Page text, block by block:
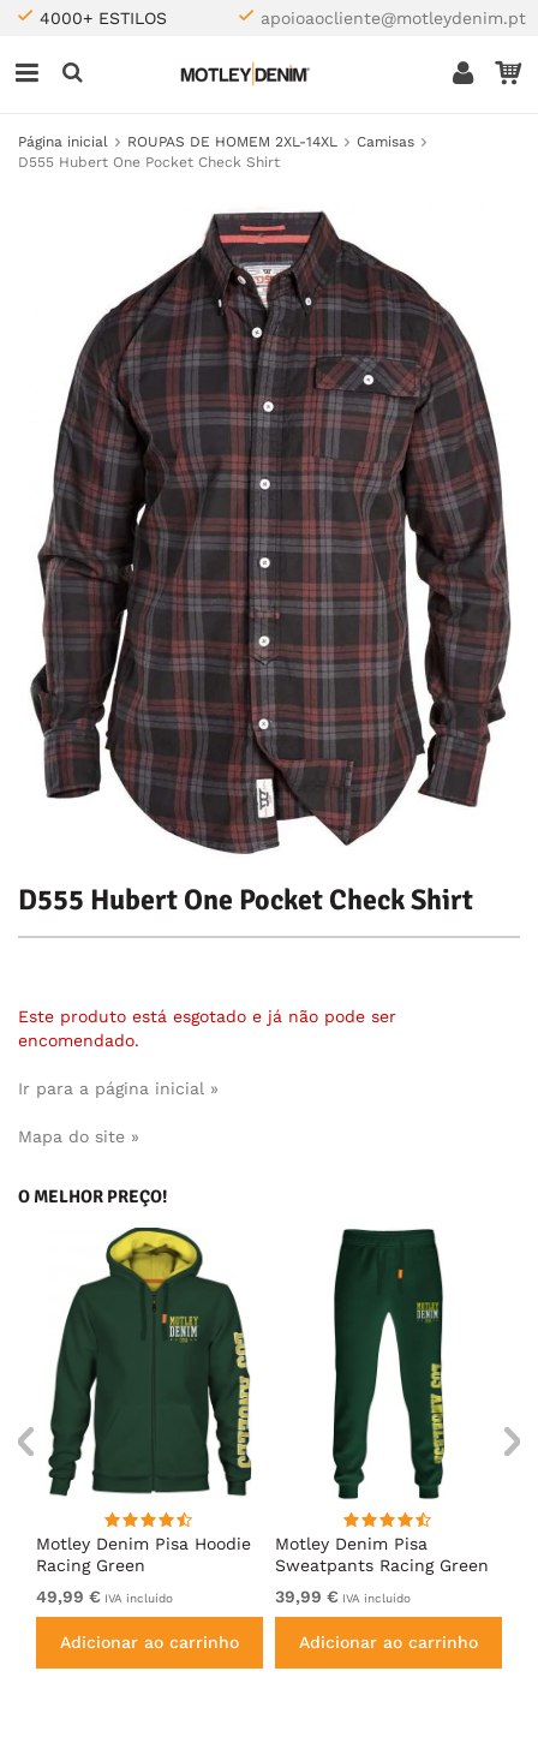
4000+ ESTILOS apoioaocliente@motleydenim.pt
Página inicial ROUPAS DE HOMEM 2XL-14XL
Camisas
D555 Hubert One Pocket Check Shirt
D555 Hubert One Pocket Check Shirt
Este produto está esgotado e já não pode ser
encomendado.
Ir para a página inicial »
Mapa do site »
O MELHOR PREÇO!
Motley Denim Pisa Hoodie
Racing Green
49,99 € IVA incluído
Adicionar ao carrinho
Motley Denim Pisa
Sweatpants Racing Green
39,99 € IVA incluído
Adicionar ao carrinho